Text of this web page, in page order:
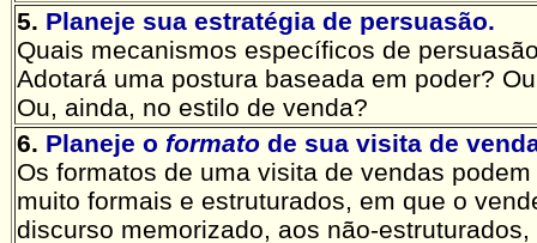
5. Planeje sua estratégia de persuasão.
Quais mecanismos específicos de
Adotará uma postura baseada em poder?
Ou, ainda, no estilo de venda?
6. Planeje o formato de sua visita de
Os formatos de uma visita de vendas
muito formais e estruturados, em que o
discurso memorizado, aos não-